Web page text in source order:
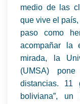
medio de las
que vive el
paso como
acompañar la
mirada, la
(UMSA)
distancias. 11
boliviana”,